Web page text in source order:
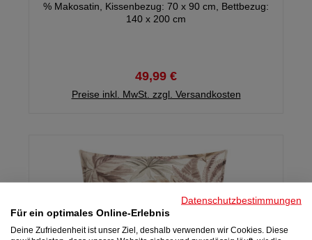
% Makosatin, Kissenbezug: 70 x 90 cm, Bettbezug:
140 x 200 cm
49,99 €
Preise inkl. MwSt. zzgl. Versandkosten
Datenschutzbestimmungen
Für ein optimales Online-Erlebnis
Deine Zufriedenheit ist unser Ziel, deshalb verwenden wir Cookies. Diese